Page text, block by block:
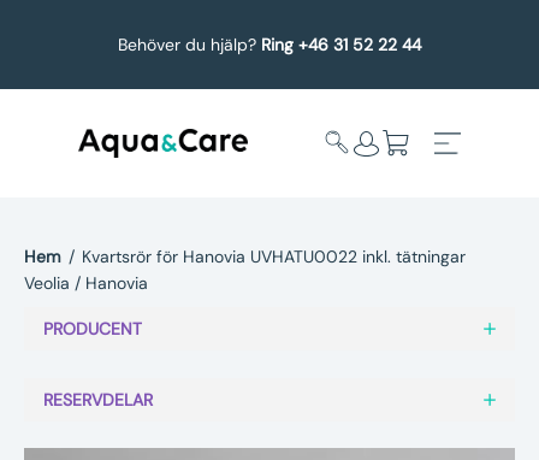
Behöver du hjälp? Ring +46 31 52 22 44
Hem / Kvartsrör för Hanovia UVHATU0022 inkl. tätningar
Veolia / Hanovia
PRODUCENT
RESERVDELAR